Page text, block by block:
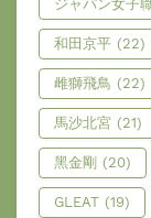
ジャパン女子
和田京平 (22)
雌獅飛鳥 (22)
馬沙北宮 (21)
黑金剛 (20)
GLEAT (19)